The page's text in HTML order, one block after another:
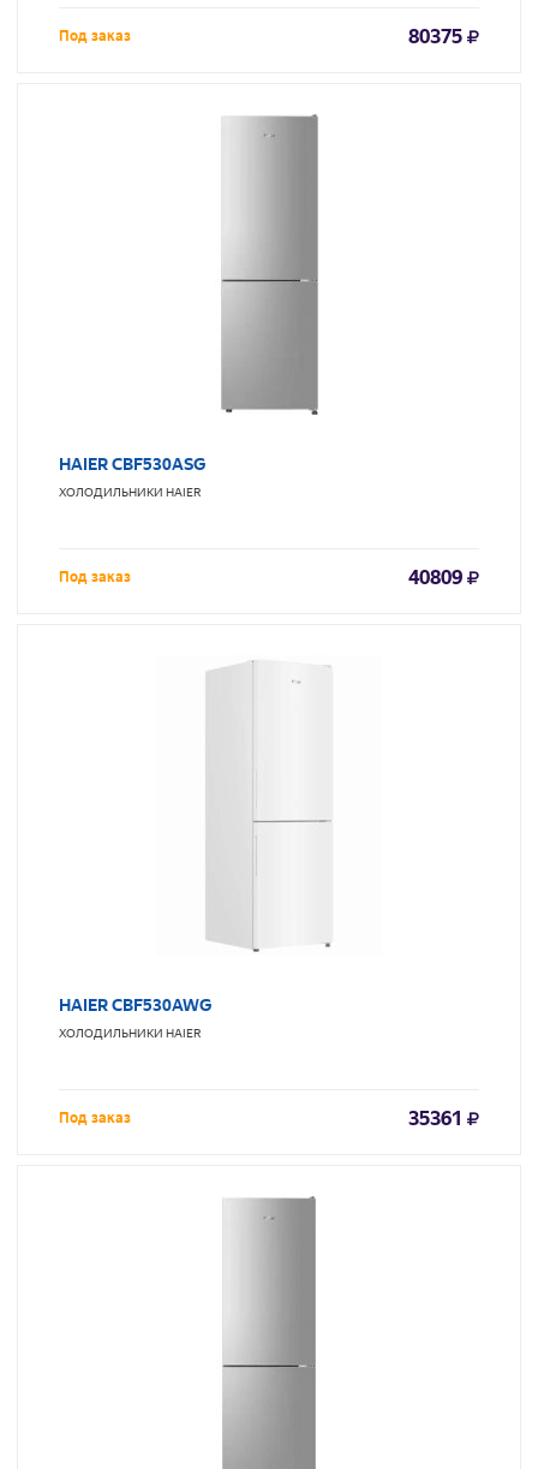
Под заказ 80375
HAIER CBF530ASG
ХОЛОДИЛЬНИКИ HAIER
Под заказ 40809
HAIER CBF530AWG
ХОЛОДИЛЬНИКИ HAIER
Под заказ 35361